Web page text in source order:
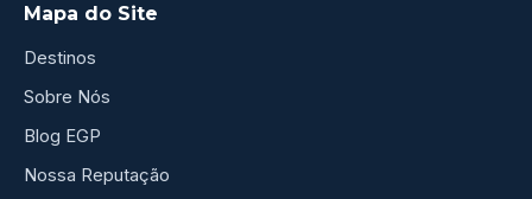
Mapa do Site
Destinos
Sobre Nós
Blog EGP
Nossa Reputação